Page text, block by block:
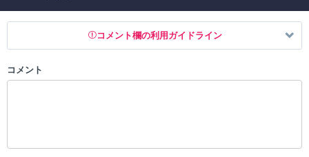
コメント欄の利用ガイドライン
以下の書き込みを禁止とし、場合によってはコメント削除や書き込み制
コメント